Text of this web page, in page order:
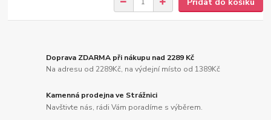
Doprava ZDARMA při nákupu nad 2289 Kč
Na adresu od 2289Kč, na výdejní místo od 1389Kč
Kamenná prodejna ve Strážnici
Navštivte nás, rádi Vám poradíme s výběrem.